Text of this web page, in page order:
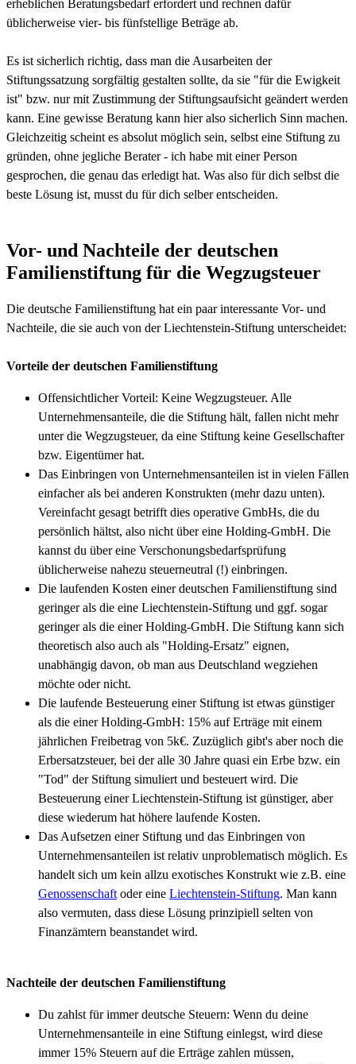
erheblichen Beratungsbedarf erfordert und rechnen dafür
üblicherweise vier- bis fünfstellige Beträge ab.
Es ist sicherlich richtig, dass man die Ausarbeiten der
Stiftungssatzung sorgfältig gestalten sollte, da sie "für die Ewigkeit
ist" bzw. nur mit Zustimmung der Stiftungsaufsicht geändert werden
kann. Eine gewisse Beratung kann hier also sicherlich Sinn machen.
Gleichzeitig scheint es absolut möglich sein, selbst eine Stiftung zu
gründen, ohne jegliche Berater - ich habe mit einer Person
gesprochen, die genau das erledigt hat. Was also für dich selbst die
beste Lösung ist, musst du für dich selber entscheiden.
Vor- und Nachteile der deutschen
Familienstiftung für die Wegzugsteuer
Die deutsche Familienstiftung hat ein paar interessante Vor- und
Nachteile, die sie auch von der Liechtenstein-Stiftung unterscheidet:
Vorteile der deutschen Familienstiftung
Offensichtlicher Vorteil: Keine Wegzugsteuer. Alle
Unternehmensanteile, die die Stiftung hält, fallen nicht mehr
unter die Wegzugsteuer, da eine Stiftung keine Gesellschafter
bzw. Eigentümer hat.
Das Einbringen von Unternehmensanteilen ist in vielen Fällen
einfacher als bei anderen Konstrukten (mehr dazu unten).
Vereinfacht gesagt betrifft dies operative GmbHs, die du
persönlich hältst, also nicht über eine Holding-GmbH. Die
kannst du über eine Verschonungsbedarfsprüfung
üblicherweise nahezu steuerneutral (!) einbringen.
Die laufenden Kosten einer deutschen Familienstiftung sind
geringer als die eine Liechtenstein-Stiftung und ggf. sogar
geringer als die einer Holding-GmbH. Die Stiftung kann sich
theoretisch also auch als "Holding-Ersatz" eignen,
unabhängig davon, ob man aus Deutschland wegziehen
möchte oder nicht.
Die laufende Besteuerung einer Stiftung ist etwas günstiger
als die einer Holding-GmbH: 15% auf Erträge mit einem
jährlichen Freibetrag von 5k€. Zuzüglich gibt's aber noch die
Erbersatzsteuer, bei der alle 30 Jahre quasi ein Erbe bzw. ein
"Tod" der Stiftung simuliert und besteuert wird. Die
Besteuerung einer Liechtenstein-Stiftung ist günstiger, aber
diese wiederum hat höhere laufende Kosten.
Das Aufsetzen einer Stiftung und das Einbringen von
Unternehmensanteilen ist relativ unproblematisch möglich. Es
handelt sich um kein allzu exotisches Konstrukt wie z.B. eine
Genossenschaft oder eine Liechtenstein-Stiftung. Man kann
also vermuten, dass diese Lösung prinzipiell selten von
Finanzämtern beanstandet wird.
Nachteile der deutschen Familienstiftung
Du zahlst für immer deutsche Steuern: Wenn du deine
Unternehmensanteile in eine Stiftung einlegst, wird diese
immer 15% Steuern auf die Erträge zahlen müssen,